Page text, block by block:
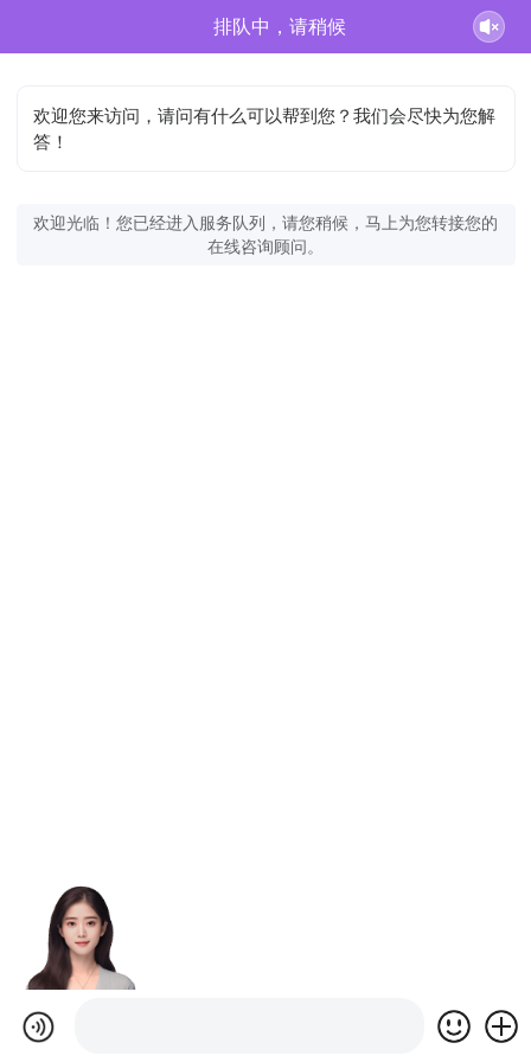
排队中，请稍候
欢迎您来访问，请问有什么可以帮到您？我们会尽快为您解
答！
欢迎光临！您已经进入服务队列，请您稍候，马上为您转接您的
在线咨询顾问。